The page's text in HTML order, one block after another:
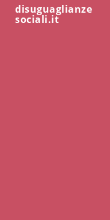
disuguaglianze
sociali.it